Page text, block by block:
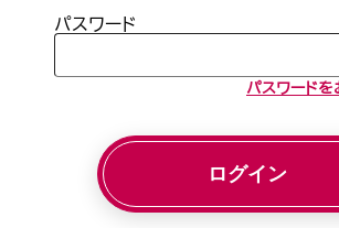
パスワード
パスワード
ログイン